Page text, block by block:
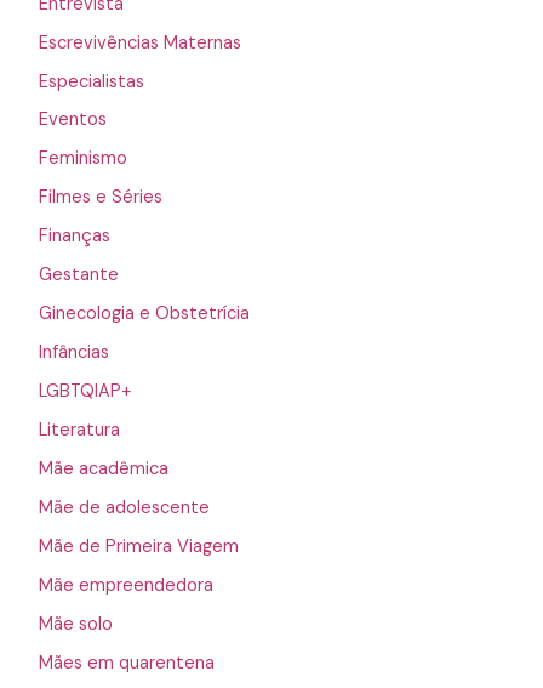
Escrevivências Maternas
Especialistas
Eventos
Feminismo
Filmes e Séries
Finanças
Gestante
Ginecologia e Obstetrícia
Infâncias
LGBTQIAP+
Literatura
Mãe acadêmica
Mãe de adolescente
Mãe de Primeira Viagem
Mãe empreendedora
Mãe solo
Mães em quarentena